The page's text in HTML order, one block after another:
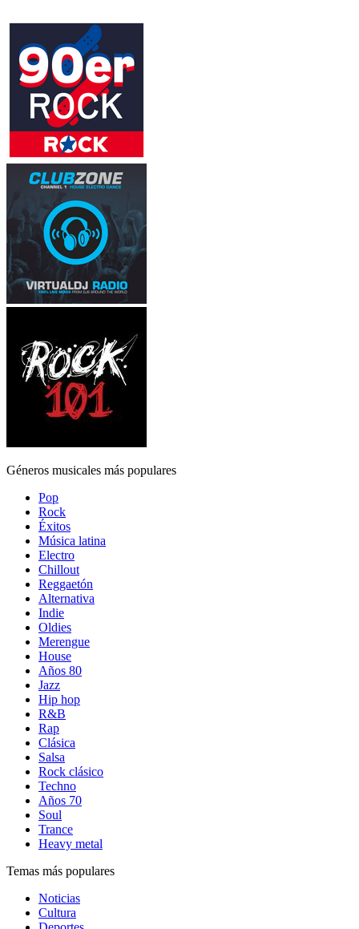
Géneros musicales más populares
Pop
Rock
Éxitos
Música latina
Electro
Chillout
Reggaetón
Alternativa
Indie
Oldies
Merengue
House
Años 80
Jazz
Hip hop
R&B
Rap
Clásica
Salsa
Rock clásico
Techno
Años 70
Soul
Trance
Heavy metal
Temas más populares
Noticias
Cultura